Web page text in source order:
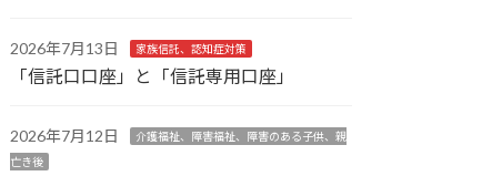
2026年7月13日 家族信託、認知症対策
「信託口口座」と「信託専用口座」
2026年7月12日
介護福祉、障害福祉、障害のある子供、親
亡き後